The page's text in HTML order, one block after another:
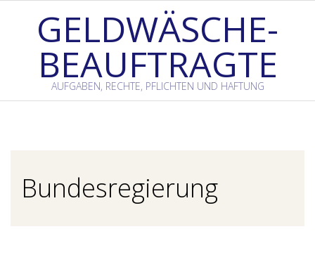
GELDWÄSCHE-
BEAUFTRAGTE
AUFGABEN, RECHTE, PFLICHTEN UND HAFTUNG
Bundesregierung